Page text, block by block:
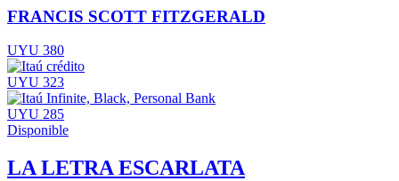
FRANCIS SCOTT FITZGERALD
UYU 380
UYU 323
UYU 285
Disponible
LA LETRA ESCARLATA